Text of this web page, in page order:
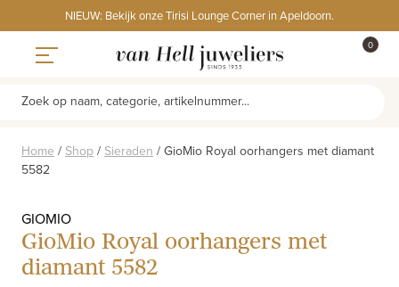
to
content
NIEUW: Bekijk onze Tirisi Lounge Corner in Apeldoorn.
0
Zoek op naam, categorie, artikelnummer...
Home / Shop / Sieraden / GioMio Royal oorhangers met diamant
5582
GIOMIO
GioMio Royal oorhangers met
diamant 5582